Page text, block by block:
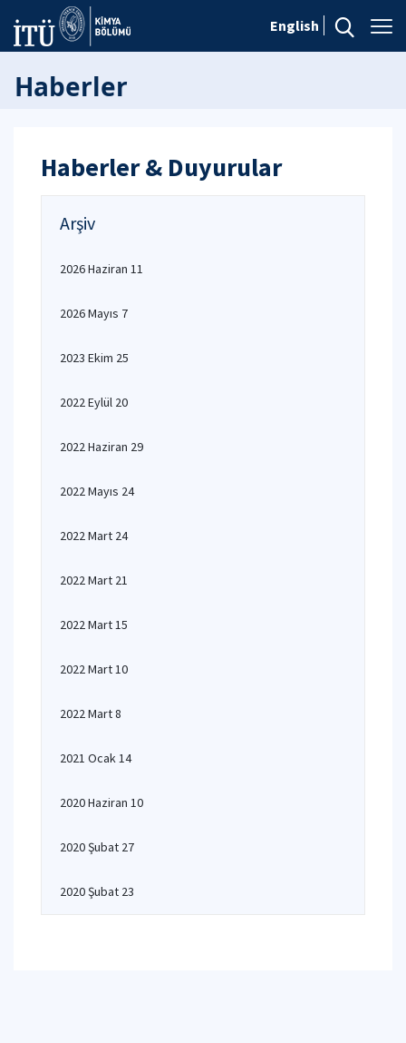
English
Haberler
Haberler & Duyurular
Arşiv
2026 Haziran 11
2026 Mayıs 7
2023 Ekim 25
2022 Eylül 20
2022 Haziran 29
2022 Mayıs 24
2022 Mart 24
2022 Mart 21
2022 Mart 15
2022 Mart 10
2022 Mart 8
2021 Ocak 14
2020 Haziran 10
2020 Şubat 27
2020 Şubat 23